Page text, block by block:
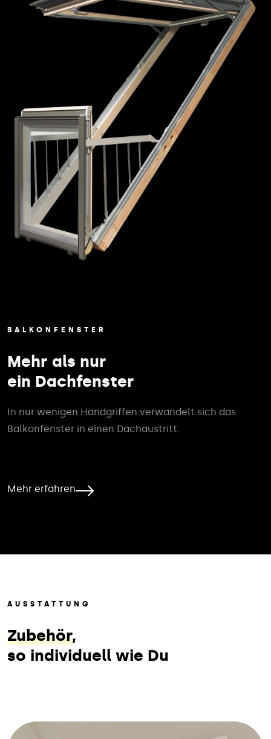
BALKONFENSTER
Mehr als nur
ein Dachfenster
In nur wenigen Handgriffen verwandelt sich das
Balkonfenster in einen Dachaustritt.
Mehr erfahren
AUSSTATTUNG
Zubehör,
so individuell wie Du